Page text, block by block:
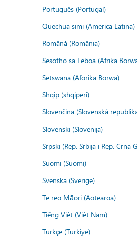
Português (Portugal)
Quechua simi (America Latina)
Română (România)
Sesotho sa Leboa (Afrika
Setswana (Aforika Borwa)
Shqip (shqipëri)
Slovenčina (Slovenská
Slovenski (Slovenija)
Srpski (Rep. Srbija i Rep. Crna
Suomi (Suomi)
Svenska (Sverige)
Te reo Māori (Aotearoa)
Tiếng Việt (Việt Nam)
Türkçe (Türkiye)